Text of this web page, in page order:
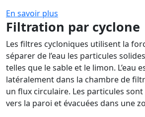
En savoir plus
Filtration par cyclone
Les filtres cycloniques utilisent la
séparer de l’eau les particules
telles que le sable et le limon. L’eau
latéralement dans la chambre de
un flux circulaire. Les particules
vers la paroi et évacuées dans une